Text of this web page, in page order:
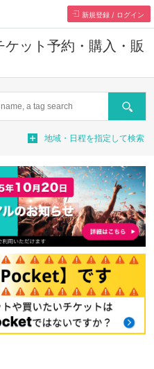
新規登録 / ログイン
ット予約・購入・販
Search
地域・日程を指定して検索